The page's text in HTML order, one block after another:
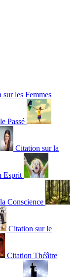
sur les Femmes
Passé
Citation sur la
Esprit
Conscience
Citation sur le
Citation Théâtre